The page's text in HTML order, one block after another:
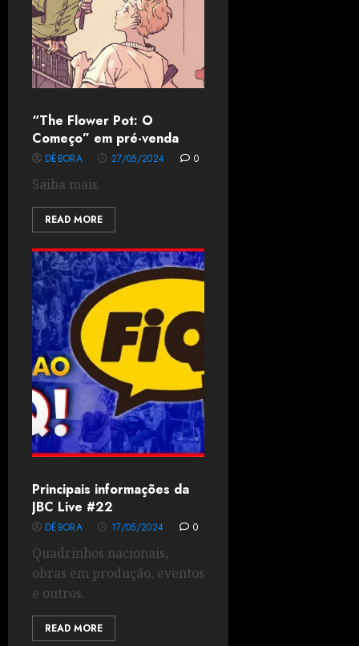
“The Flower Pot: O
Começo” em pré-venda
DÉBORA 27/05/2024 0
Saiba mais.
READ MORE
Principais informações da
JBC Live #22
DÉBORA 17/05/2024 0
Quadrinhos nacionais,
obras em produção, eventos
e outros.
READ MORE